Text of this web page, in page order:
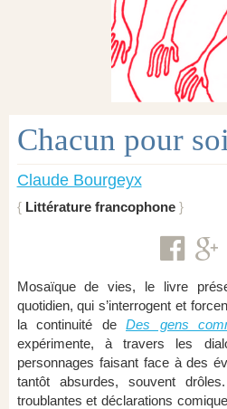
Chacun pour soi
Claude Bourgeyx
Littérature francophone
Mosaïque de vies, le livre
quotidien, qui s’interrogent et
la continuité deDes gens
expérimente, à travers les
personnages faisant face à des
tantôt absurdes, souvent
troublantes et déclarations